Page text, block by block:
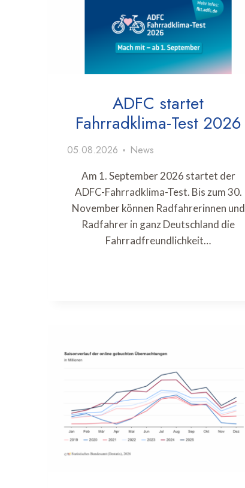
ADFC startet
Fahrradklima-Test 2026
05.08.2026 News
Am 1. September 2026 startet der
ADFC-Fahrradklima-Test. Bis zum 30.
November können Radfahrerinnen und
Radfahrer in ganz Deutschland die
Fahrradfreundlichkeit…